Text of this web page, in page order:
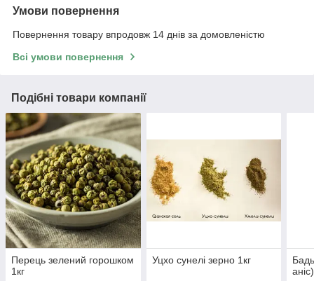
Умови повернення
Повернення товару впродовж 14 днів за домовленістю
Всі умови повернення
Подібні товари компанії
Перець зелений горошком
1кг
Уцхо сунелі зерно 1кг